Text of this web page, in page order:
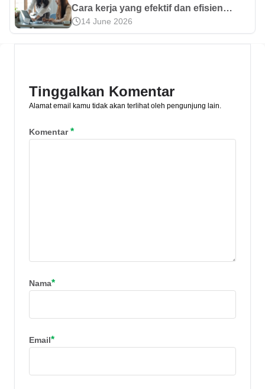
Cara kerja yang efektif dan efisien
dimulai dari tujuan yang jelas dan
realistis, kelola waktu yang baik,
14 June 2026
Tinggalkan Komentar
Alamat email kamu tidak akan terlihat oleh pengunjung lain.
Komentar*
Nama*
Email*